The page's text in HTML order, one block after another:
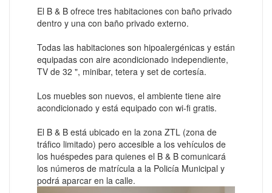
El B & B ofrece tres habitaciones con baño privado
dentro y una con baño privado externo.
Todas las habitaciones son hipoalergénicas y están
equipadas con aire acondicionado independiente,
TV de 32 ", minibar, tetera y set de cortesía.
Los muebles son nuevos, el ambiente tiene aire
acondicionado y está equipado con wi-fi gratis.
El B & B está ubicado en la zona ZTL (zona de
tráfico limitado) pero accesible a los vehículos de
los huéspedes para quienes el B & B comunicará
los números de matrícula a la Policía Municipal y
podrá aparcar en la calle.